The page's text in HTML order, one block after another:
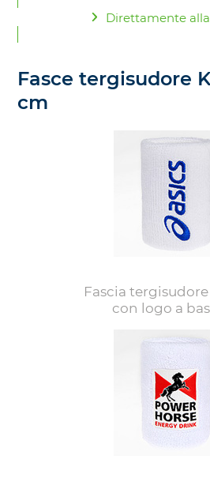
Direttamente
Fasce tergisudore
cm
Fascia
con logo a